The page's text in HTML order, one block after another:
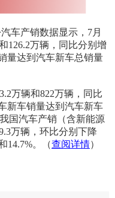
车产销数据显示，7月
126.2万辆，同比分别增
量达到汽车新车总销量
万辆和822万辆，同比
新车销量达到汽车新车
国汽车产销（含新能源
万辆，环比分别下降
14.7%。（查阅详情）